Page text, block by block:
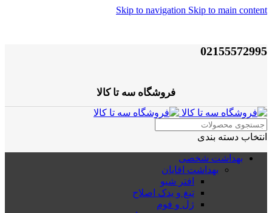
Skip to navigation Skip to main content
02155572995
فروشگاه سه تا کالا
انتخاب دسته بندی
بهداشت شخصی
بهداشت اقایان
افتر شیو
تیغ و یدک اصلاح
ژل و فوم